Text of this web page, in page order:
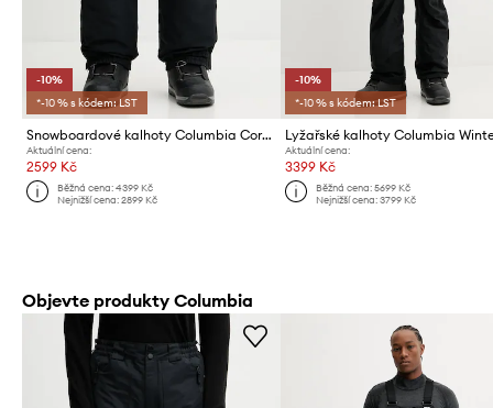
-10%
*-10 % s kódem: LST
Snowboardové kalhoty Columbia Coreshot
Aktuální cena:
2599 Kč
Běžná cena:4399 Kč
Nejnižší cena:2899 Kč
-10%
*-10 % s kódem: LST
Aktuální cena:
3399 Kč
Běžná cena: 5699 Kč
Nejnižší cena: 3799 Kč
Objevte produkty Columbia